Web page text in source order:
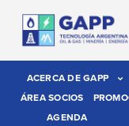
ACERCA DE GAPP
ÁREA SOCIOS
AGENDA